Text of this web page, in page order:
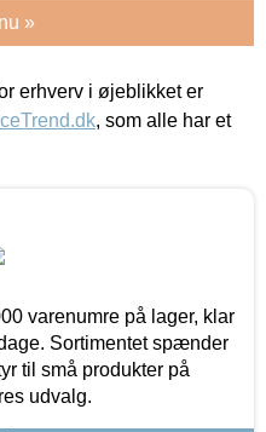
»
erhverv i øjeblikket er
, som alle har et
varenumre på lager, klar
Sortimentet spænder
til små produkter på
udvalg.